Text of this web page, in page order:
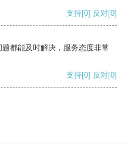
支持[0] 反对[0]
都能及时解决，服务态度非常
支持[0] 反对[0]